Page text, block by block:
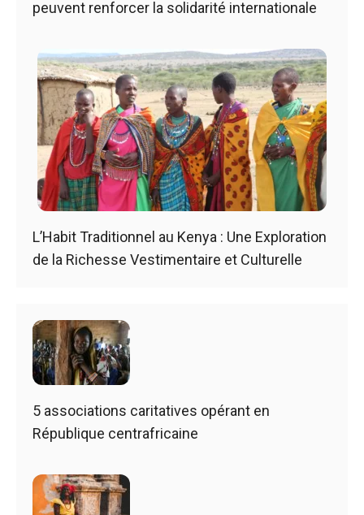
peuvent renforcer la solidarité internationale
L’Habit Traditionnel au Kenya : Une Exploration
de la Richesse Vestimentaire et Culturelle
5 associations caritatives opérant en
République centrafricaine